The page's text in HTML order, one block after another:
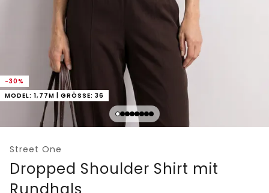
-30%
MODEL: 1,77M | GRÖSSE: 36
Street One
Dropped Shoulder Shirt mit
Rundhals